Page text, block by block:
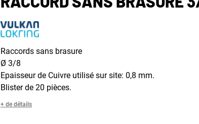
Raccords sans brasure
Ø 3/8
Epaisseur de Cuivre utilisé sur site: 0,8 mm.
Blister de 20 pièces.
+ de détails